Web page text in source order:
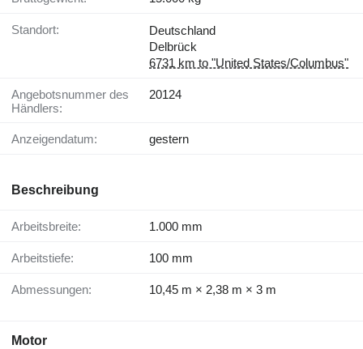
Standort:
Deutschland
Delbrück
6731 km to "United States/Columbus"
Angebotsnummer des
Händlers:
20124
Anzeigendatum: gestern
Beschreibung
Arbeitsbreite: 1.000 mm
Arbeitstiefe: 100 mm
Abmessungen: 10,45 m × 2,38 m × 3 m
Motor